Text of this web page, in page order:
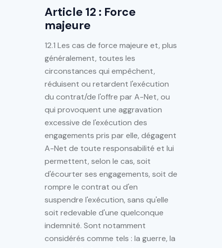
Article 12 : Force
majeure
12.1 Les cas de force majeure et, plus
généralement, toutes les
circonstances qui empêchent,
réduisent ou retardent l'exécution
du contrat/de l'offre par A-Net, ou
qui provoquent une aggravation
excessive de l'exécution des
engagements pris par elle, dégagent
A-Net de toute responsabilité et lui
permettent, selon le cas, soit
d'écourter ses engagements, soit de
rompre le contrat ou d'en
suspendre l'exécution, sans qu'elle
soit redevable d'une quelconque
indemnité. Sont notamment
considérés comme tels : la guerre, la